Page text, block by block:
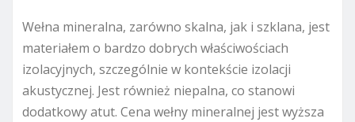
Wełna mineralna, zarówno skalna, jak i szklana, jest
materiałem o bardzo dobrych właściwościach
izolacyjnych, szczególnie w kontekście izolacji
akustycznej. Jest również niepalna, co stanowi
dodatkowy atut. Cena wełny mineralnej jest wyższa